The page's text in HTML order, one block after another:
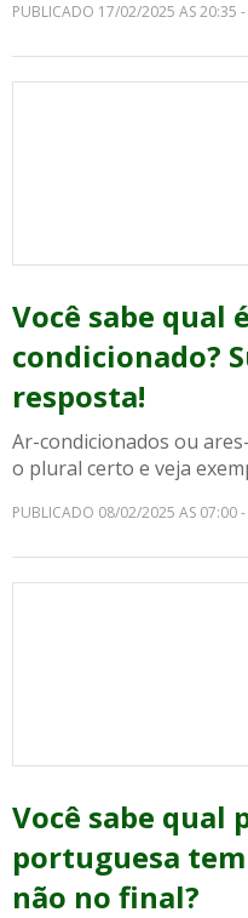
PUBLICADO 17/02/2025 AS 20:35 -
Você sabe qual
condicionado?
resposta!
Ar-condicionados ou
o plural certo e veja
PUBLICADO 08/02/2025 AS 07:00 -
Você sabe qual
portuguesa
não no final?